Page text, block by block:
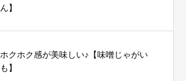
ん】
ホクホク感が美味しい♪【味噌じゃがい
も】